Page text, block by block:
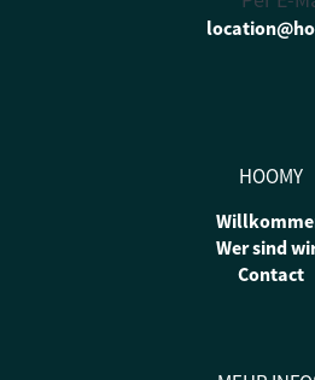
HOOMY
Wer sind
Contact